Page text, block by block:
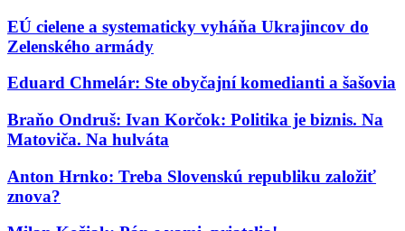
EÚ cielene a systematicky vyháňa Ukrajincov do
Zelenského armády
Eduard Chmelár: Ste obyčajní komedianti a šašovia
Braňo Ondruš: Ivan Korčok: Politika je biznis. Na
Matoviča. Na hulváta
Anton Hrnko: Treba Slovenskú republiku založiť
znova?